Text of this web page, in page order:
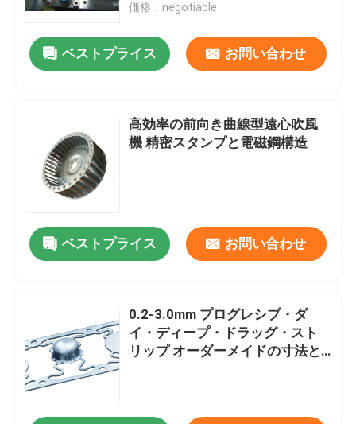
価格：negotiable
ベストプライス お問い合わせ
高効率の前向き曲線型遠心吹風
機 精密スタンプと電磁鋼構造
ベストプライス お問い合わせ
0.2-3.0mm プログレシブ・ダ
イ・ディープ・ドラッグ・スト
リップ オーダーメイドの寸法と